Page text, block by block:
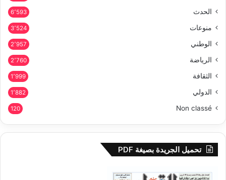
الحدث 6٬593
منوعات 3٬524
الوطني 2٬957
الرياضة 2٬760
الثقافة 1٬999
الدولي 1٬882
Non classé
120
تحميل الجريدة بصيغة PDF